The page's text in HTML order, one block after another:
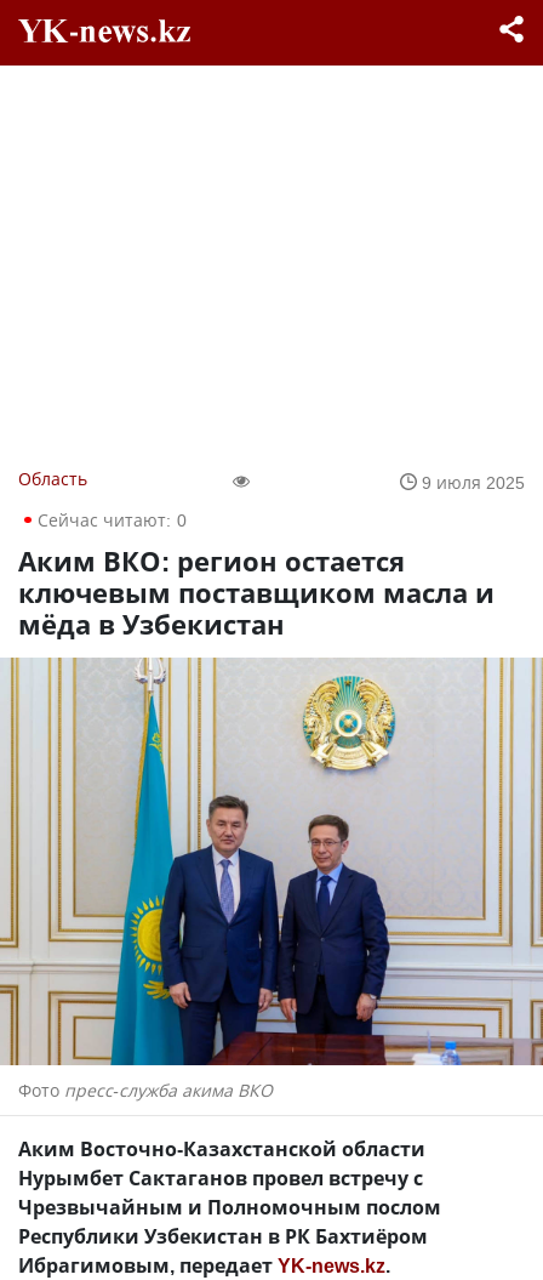
Область
9 июля 2025
Сейчас читают: 0
Аким ВКО: регион остается
ключевым поставщиком масла и
мёда в Узбекистан
Фото пресс-служба акима ВКО
Аким Восточно-Казахстанской области
Нурымбет Сактаганов провел встречу с
Чрезвычайным и Полномочным послом
Республики Узбекистан в РК Бахтиёром
Ибрагимовым, передаетYK-news.kz.